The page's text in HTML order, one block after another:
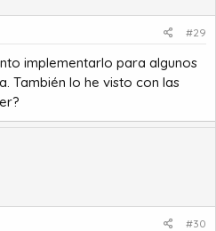
#29
implementarlo para algunos
También lo he visto con las
#30